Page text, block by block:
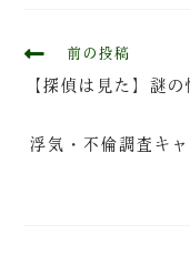
前の投稿
【探偵は見た】謎
浮気・不倫調査キ